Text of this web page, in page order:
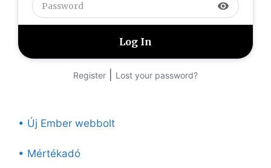
visibility
Register Lost your password?
• Új Ember webbolt
• Mértékadó